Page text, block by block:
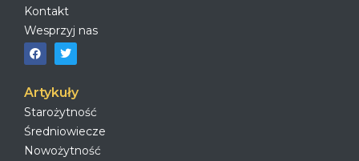
Kontakt
Wesprzyj nas
Artykuły
Starożytność
Średniowiecze
Nowożytność